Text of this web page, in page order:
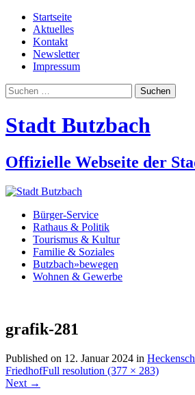
Startseite
Aktuelles
Kontakt
Newsletter
Impressum
Suchen
nach:
Stadt Butzbach
Offizielle Webseite der
Bürger-Service
Rathaus & Politik
Tourismus & Kultur
Familie & Soziales
Butzbach»bewegen
Wohnen & Gewerbe
grafik-281
Published on 12. Januar 2024 in
FriedhofFull resolution (377 × 283)
Next →